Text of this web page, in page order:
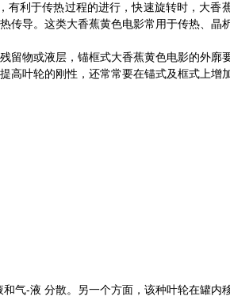
有利于传热过程的进行，快速旋转时，大香
传导。这类大香蕉黄色电影常用于传热、晶
留物或液层，锚框式大香蕉黄色电影的外廓
高叶轮的刚性，还常常要在锚式及框式上增
气-液 分散。另一个方面，该种叶轮在罐内